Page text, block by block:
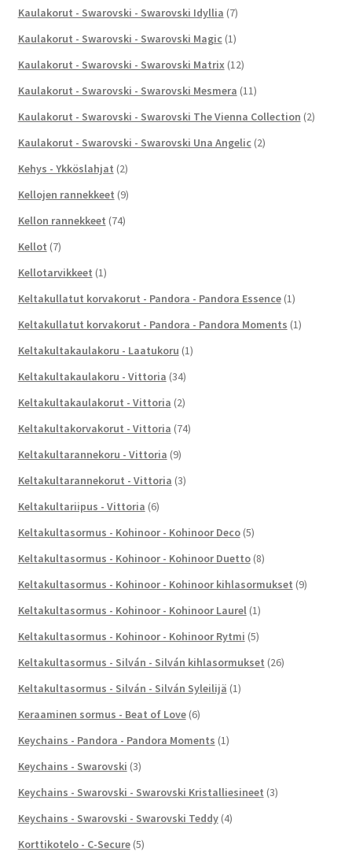
Kaulakorut - Swarovski - Swarovski Idyllia (7)
Kaulakorut - Swarovski - Swarovski Magic (1)
Kaulakorut - Swarovski - Swarovski Matrix (12)
Kaulakorut - Swarovski - Swarovski Mesmera (11)
Kaulakorut - Swarovski - Swarovski The Vienna Collection (2)
Kaulakorut - Swarovski - Swarovski Una Angelic (2)
Kehys - Ykköslahjat (2)
Kellojen rannekkeet (9)
Kellon rannekkeet (74)
Kellot (7)
Kellotarvikkeet (1)
Keltakullatut korvakorut - Pandora - Pandora Essence (1)
Keltakullatut korvakorut - Pandora - Pandora Moments (1)
Keltakultakaulakoru - Laatukoru (1)
Keltakultakaulakoru - Vittoria (34)
Keltakultakaulakorut - Vittoria (2)
Keltakultakorvakorut - Vittoria (74)
Keltakultarannekoru - Vittoria (9)
Keltakultarannekorut - Vittoria (3)
Keltakultariipus - Vittoria (6)
Keltakultasormus - Kohinoor - Kohinoor Deco (5)
Keltakultasormus - Kohinoor - Kohinoor Duetto (8)
Keltakultasormus - Kohinoor - Kohinoor kihlasormukset (9)
Keltakultasormus - Kohinoor - Kohinoor Laurel (1)
Keltakultasormus - Kohinoor - Kohinoor Rytmi (5)
Keltakultasormus - Silván - Silván kihlasormukset (26)
Keltakultasormus - Silván - Silván Syleilijä (1)
Keraaminen sormus - Beat of Love (6)
Keychains - Pandora - Pandora Moments (1)
Keychains - Swarovski (3)
Keychains - Swarovski - Swarovski Kristalliesineet (3)
Keychains - Swarovski - Swarovski Teddy (4)
Korttikotelo - C-Secure (5)